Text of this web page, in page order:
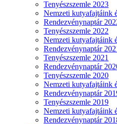
Tenyészszemle 2023
Nemzeti kutyafajtáink
Rendezvénynaptár
Tenyészszemle 2022
Nemzeti kutyafajtáink
Rendezvénynaptár
Tenyészszemle 2021
Rendezvénynaptár
Tenyészszemle 2020
Nemzeti kutyafajtáink
Rendezvénynaptár
Tenyészszemle 2019
Nemzeti kutyafajtáink
Rendezvénynaptár